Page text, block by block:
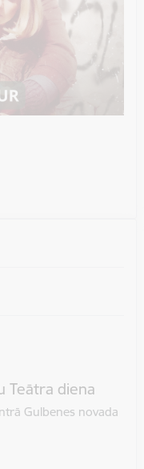
Teātra diena
Gulbenes novada